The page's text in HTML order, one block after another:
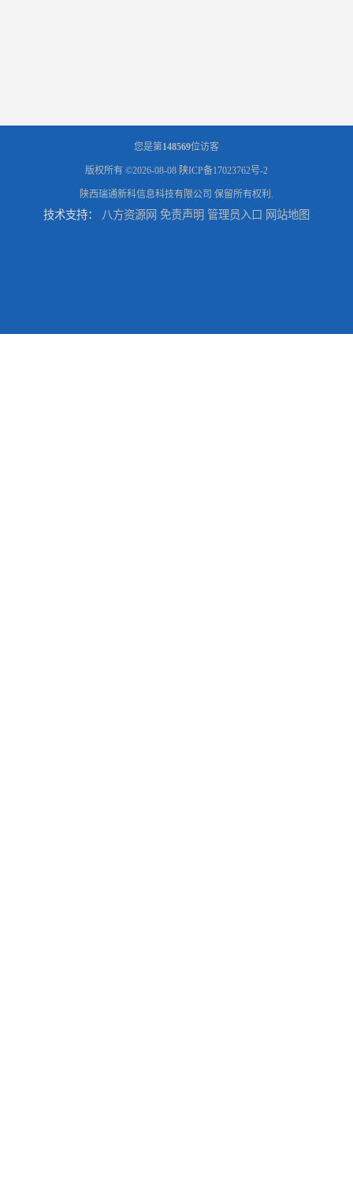
您是第148569位访客
版权所有 ©2026-08-08 陕ICP备17023762号-2
陕西瑞通新科信息科技有限公司 保留所有权利.
技术支持： 八方资源网 免责声明 管理员入口 网站地图